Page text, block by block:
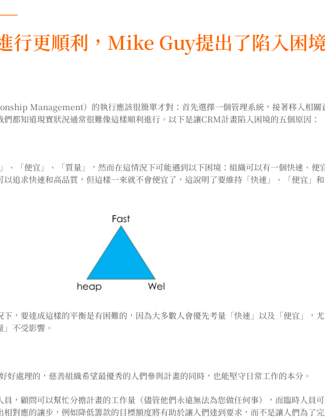
行更順利，Mike Guy提出了陷入困
Management）的執行應該很簡單才對：首先選擇一個管理系統，接著移入相關
都知道現實狀況通常很難像這樣順利進行。以下是讓CRM計畫陷入困境的五個原因：
、「便宜」、「質量」，然而在這情況下可能遇到以下困境：組織可以有一個快速、便
追求快速和高品質，但這樣一來就不會便宜了，這說明了要維持「快速」、「便宜」
，要達成這樣的平衡是有困難的，因為大多數人會優先考量「快速」以及「便宜」，
不受影響。
處理的，慈善組織希望最優秀的人們參與計畫的同時，也能堅守日常工作的本分。
，顧問可以幫忙分擔計畫的工作量（儘管他們永遠無法為您做任何事），而臨時人員
對應的讓步，例如降低籌款的目標額度將有助於讓人們達到要求，而不是讓人們為了